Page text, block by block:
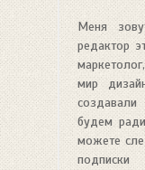
Меня
редактор
мир
будем
можете